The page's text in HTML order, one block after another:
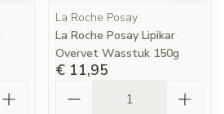
La Roche Posay
La Roche Posay Lipikar
Overvet Wasstuk 150g
€ 11,95